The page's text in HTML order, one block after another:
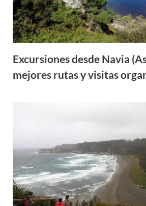
Excursiones desde Navia
mejores rutas y visitas